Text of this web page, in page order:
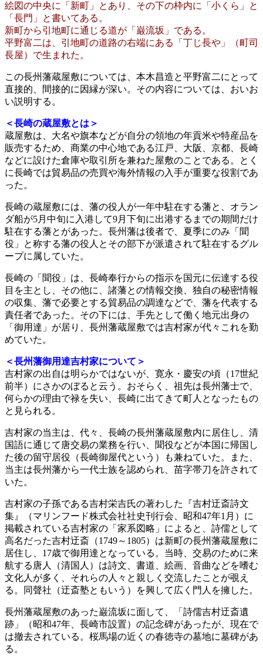
絵図の中央に「新町」とあり、その下の枠内に「小くら」と
「長門」と書いてある。
新町から引地町に通じる道が「巌流坂」である。
平野富二は、引地町の道路の右端にある「丁じ長や」（町司
長屋）で生まれた。
この長州藩蔵屋敷については、本木昌造と平野富二にとって
直接的、間接的に因縁が深い。その内容については、おいお
い説明する。
＜長崎の蔵屋敷とは＞
蔵屋敷は、大名や旗本などが自分の領地の年貢米や特産品を
販売するため、商業の中心地である江戸、大阪、京都、長崎
などに設けた倉庫や取引所を兼ねた屋敷のことである。とく
に長崎では貿易品の売買や海外情報の入手が重要な役割であ
った。
長崎の蔵屋敷には、藩の役人が一年中駐在する藩と、オラン
ダ船が5月中旬に入港して9月下旬に出港するまでの期間だけ
駐在する藩とがあった。長州藩は後者で、夏季にのみ「聞
役」と称する藩の役人とその部下が派遣されて駐在するグル
ープに属していた。
長崎の「聞役」は、長崎奉行からの指示を国元に伝達する役
目を主とし、その他に、諸藩との情報交換、独自の秘密情報
の収集、藩で必要とする貿易品の調達などで、藩を代表する
責任者であった。その下には、手先として働く地元出身の
「御用達」が居り、長州藩蔵屋敷では吉村家が代々これを勤
めていた。
＜長州藩御用達吉村家について＞
吉村家の出自は明らかではないが、寛永・慶安の頃（17世紀
前半）にさかのぼると云う。おそらく、祖先は長州藩士で、
何らかの理由で禄を失い、長崎に出てきて町人となったもの
と見られる。
吉村家の当主は、代々、長崎の長州藩蔵屋敷内に居住し、清
国語に通じて唐交易の業務を行い、聞役などが本国に帰国し
た後の留守居役（長崎御屋代という）も兼ねていた。また、
当主は長州藩から一代士族を認められ、苗字帯刀を許されて
いた。
吉村家の子孫である吉村栄吉氏の著わした『吉村迂斎詩文
集』（マリンフード株式会社社史刊行会、昭和47年1月）に
掲載されている吉村家の「家系図略」によると、詩儒として
高名だった吉村迂斎（1749～1805）は新町の長州藩蔵屋敷に
居住し、17歳で御用達となっている。当時、交易のために来
航する唐人（清国人）は詩文、書道、絵画、音曲などを嗜む
文化人が多く、それらの人々と親しく交流したことが覗え
る。同聲社（迂斎塾ともいう）を興して広く門人を擁した。
長州藩蔵屋敷のあった巌流坂に面して、「詩儒吉村迂斎遺
跡」（昭和47年、長崎市設置）の記念碑があったが、現在で
は撤去されている。桜馬場の近くの春徳寺の墓地に墓碑があ
る。